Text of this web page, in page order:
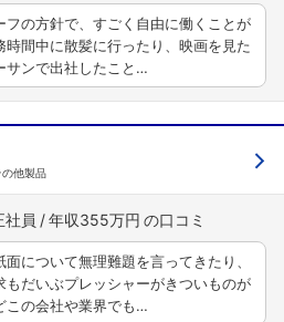
フの方針で、すごく自由に働くことが
時間中に散髪に行ったり、映画を見た
サンで出社したこと…
の他製品
社員 年収355万円
について無理難題を言ってきたり、
もだいぶプレッシャーがきついものが
この会社や業界でも…